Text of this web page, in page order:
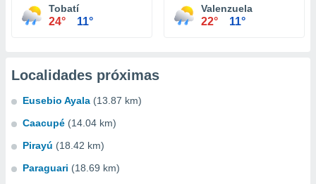
Tobatí
24° 11°
Valenzuela
22° 11°
Localidades próximas
Eusebio Ayala (13.87 km)
Caacupé (14.04 km)
Pirayú (18.42 km)
Paraguari (18.69 km)